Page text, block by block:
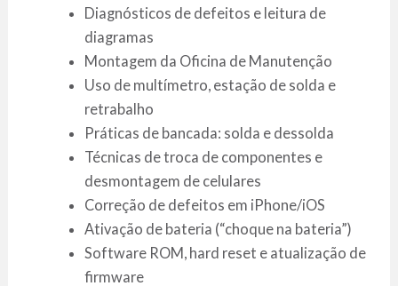
Diagnósticos de defeitos e leitura de
diagramas
Montagem da Oficina de Manutenção
Uso de multímetro, estação de solda e
retrabalho
Práticas de bancada: solda e dessolda
Técnicas de troca de componentes e
desmontagem de celulares
Correção de defeitos em iPhone/iOS
Ativação de bateria (“choque na bateria”)
Software ROM, hard reset e atualização de
firmware